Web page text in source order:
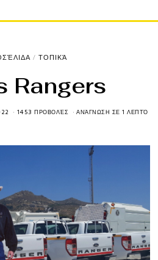
/ ΤΟΠΙΚΆ
Rangers
1453 ΠΡΟΒΟΛΈΣ ΑΝΆΓΝΩΣΗ ΣΕ 1 ΛΕΠΤΌ